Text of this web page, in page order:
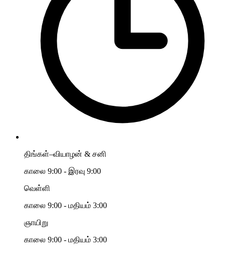
திங்கள்–வியாழன் & சனி
காலை 9:00 - இரவு 9:00
வெள்ளி
காலை 9:00 - மதியம் 3:00
ஞாயிறு
காலை 9:00 - மதியம் 3:00